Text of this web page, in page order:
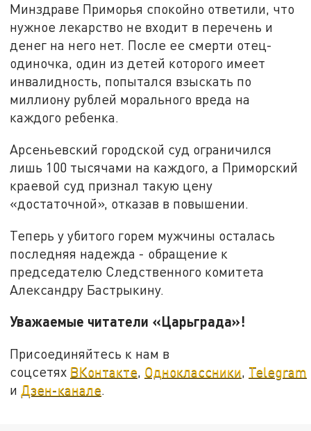
Минздраве Приморья спокойно ответили, что
нужное лекарство не входит в перечень и
денег на него нет. После ее смерти отец-
одиночка, один из детей которого имеет
инвалидность, попытался взыскать по
миллиону рублей морального вреда на
каждого ребенка.
Арсеньевский городской суд ограничился
лишь 100 тысячами на каждого, а Приморский
краевой суд признал такую цену
«достаточной», отказав в повышении.
Теперь у убитого горем мужчины осталась
последняя надежда - обращение к
председателю Следственного комитета
Александру Бастрыкину.
Уважаемые читатели «Царьграда»!
Присоединяйтесь к нам в
соцсетях ВКонтакте, Одноклассники, Telegram
и Дзен-канале.